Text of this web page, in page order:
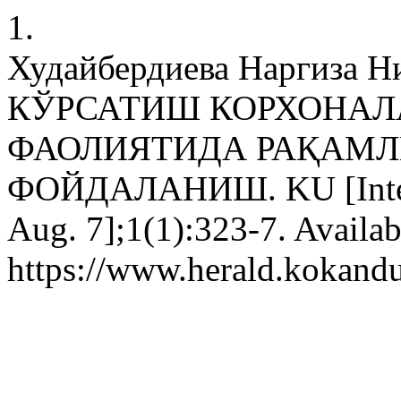
1.
Худайбердиева
КЎРСАТИШ
ФАОЛИЯТИДА
ФОЙДАЛАНИШ. KU
Aug. 7];1(1):323-7.
https://